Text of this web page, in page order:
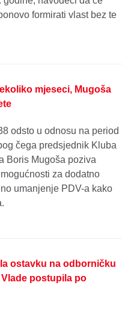
formirati vlast bez te
mjeseci, Mugoša
odsto u odnosu na period
čega predsjednik Kluba
Boris Mugoša poziva
za dodatno
umanjenje PDV-a kako
ostavku na odborničku
postupila po